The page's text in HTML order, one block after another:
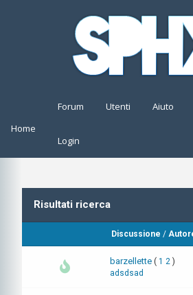
Home
Forum Utenti Aiuto
Login
Risultati ricerca
Discussione /
barzellette ( 1 2 )
adsdsad